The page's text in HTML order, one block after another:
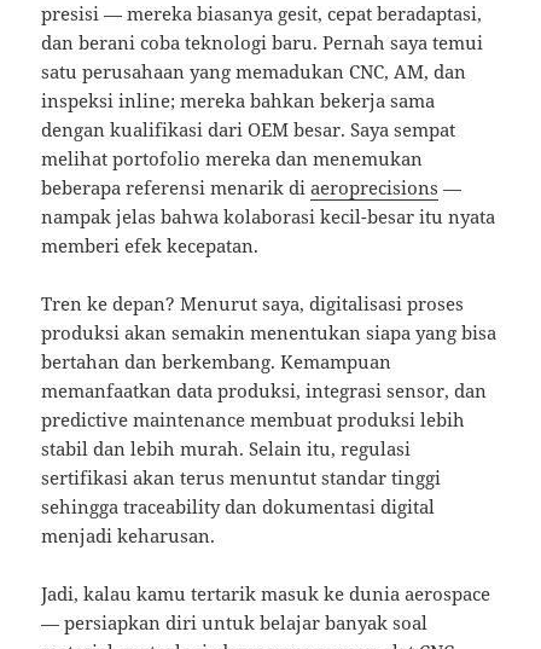
presisi — mereka biasanya gesit, cepat beradaptasi,
dan berani coba teknologi baru. Pernah saya temui
satu perusahaan yang memadukan CNC, AM, dan
inspeksi inline; mereka bahkan bekerja sama
dengan kualifikasi dari OEM besar. Saya sempat
melihat portofolio mereka dan menemukan
beberapa referensi menarik diaeroprecisions —
nampak jelas bahwa kolaborasi kecil-besar itu nyata
memberi efek kecepatan.
Tren ke depan? Menurut saya, digitalisasi proses
produksi akan semakin menentukan siapa yang bisa
bertahan dan berkembang. Kemampuan
memanfaatkan data produksi, integrasi sensor, dan
predictive maintenance membuat produksi lebih
stabil dan lebih murah. Selain itu, regulasi
sertifikasi akan terus menuntut standar tinggi
sehingga traceability dan dokumentasi digital
menjadi keharusan.
Jadi, kalau kamu tertarik masuk ke dunia aerospace
— persiapkan diri untuk belajar banyak soal